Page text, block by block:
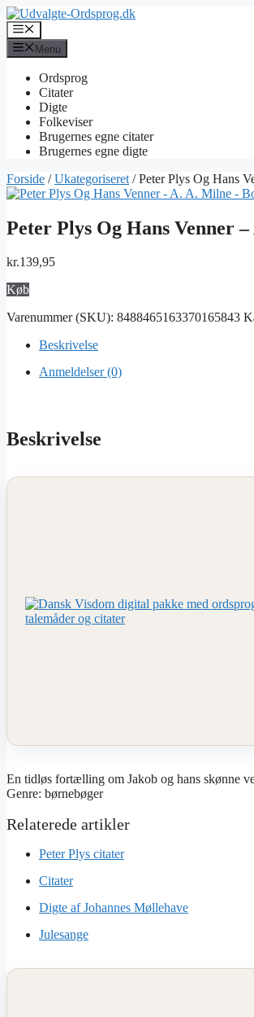
Hop
til
indhold
Menu
Menu
Ordsprog
Citater
Digte
Folkeviser
Brugernes egne citater
Brugernes egne digte
Forside /Ukategoriseret / Peter Plys Og Hans
Peter Plys Og Hans Venner
kr.139,95
Køb
Varenummer (SKU): 8488465163370165843
Beskrivelse
Anmeldelser (0)
Beskrivelse
En tidløs fortælling om Jakob og hans skønne
Genre: børnebøger
Peter Plys citater
Citater
Digte af Johannes Møllehave
Julesange